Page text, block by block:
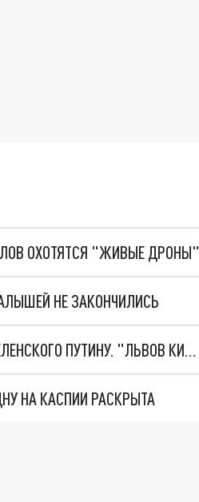
ОХОТЯТСЯ "ЖИВЫЕ ДРОНЫ"
НЕ ЗАКОНЧИЛИСЬ
НОВОЕ МАСШТАБНЕЙШЕЕ НАСТУПЛЕНИЕ. ТРИ УЛЬТИМАТУМА ЗЕЛЕНСКОГО ПУТИНУ. "ЛЬВОВ КИМА" ПОСТАВЯТ НА ПВО? ГЛОБАЛЬНЫЙ ПРОРЫВ ПОД ЗАПОРОЖЬЕМ
НА КАСПИИ РАСКРЫТА